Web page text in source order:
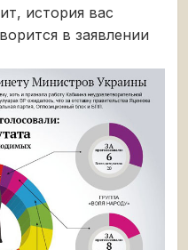
история вас
в заявлении